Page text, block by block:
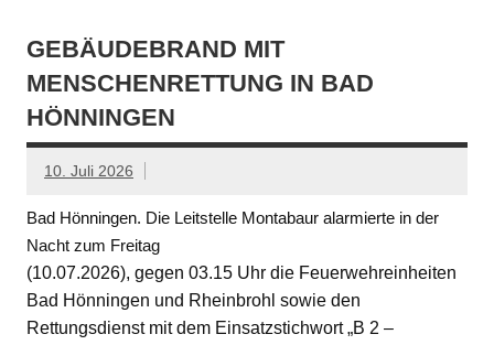
GEBÄUDEBRAND MIT
MENSCHENRETTUNG IN BAD
HÖNNINGEN
10. Juli 2026
Bad Hönningen. Die Leitstelle Montabaur alarmierte in der
Nacht zum Freitag
(10.07.2026), gegen 03.15 Uhr die Feuerwehreinheiten
Bad Hönningen und Rheinbrohl sowie den
Rettungsdienst mit dem Einsatzstichwort „B 2 –